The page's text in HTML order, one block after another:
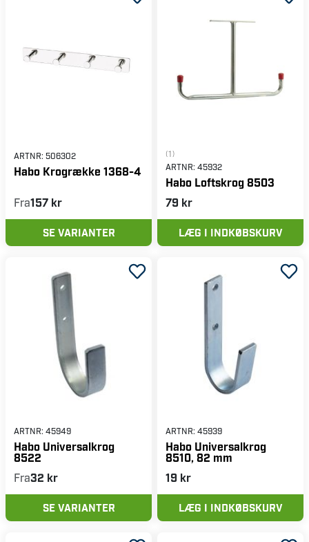
ARTNR: 506302
Habo Krogrække 1368-4
Fra157 kr
SE VARIANTER
(1)
ARTNR: 45932
Habo Loftskrog 8503
79 kr
LÆG I INDKØBSKURV
ARTNR: 45949
Habo Universalkrog
8522
Fra32 kr
SE VARIANTER
ARTNR: 45939
Habo Universalkrog
8510, 82 mm
19 kr
LÆG I INDKØBSKURV